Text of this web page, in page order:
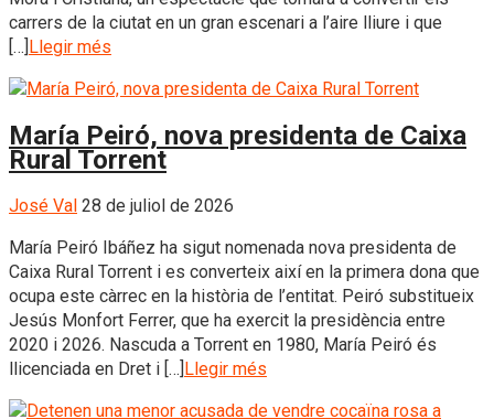
carrers de la ciutat en un gran escenari a l’aire lliure i que
[…] Llegir més
María Peiró, nova presidenta de Caixa
Rural Torrent
José Val 28 de juliol de 2026
María Peiró Ibáñez ha sigut nomenada nova presidenta de
Caixa Rural Torrent i es converteix així en la primera dona que
ocupa este càrrec en la història de l’entitat. Peiró substitueix
Jesús Monfort Ferrer, que ha exercit la presidència entre
2020 i 2026. Nascuda a Torrent en 1980, María Peiró és
llicenciada en Dret i […] Llegir més